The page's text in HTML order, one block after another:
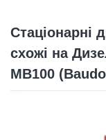
Стаціонарні
схожі на
MB100